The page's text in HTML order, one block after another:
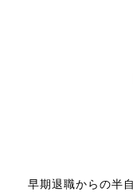
早期退職からの半